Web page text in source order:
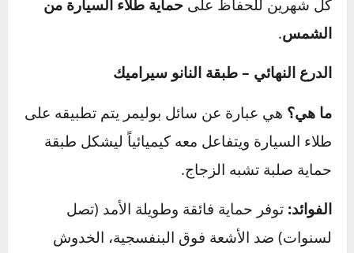
وشفافة فوق الطلاء. هذه الطبقة تعمل كحاجز
يضحي بنفسه، فيمتص الأشعة فوق البنفسجية
ويمنعها من الوصول إلى الطلاء نفسه.
الفرق:
عميقاً ودافئاً ويدوم حوالي 1-3 أشهر. السيلنت
نصيحة:في الصيف، يفضل وضع طبقة من الواكس